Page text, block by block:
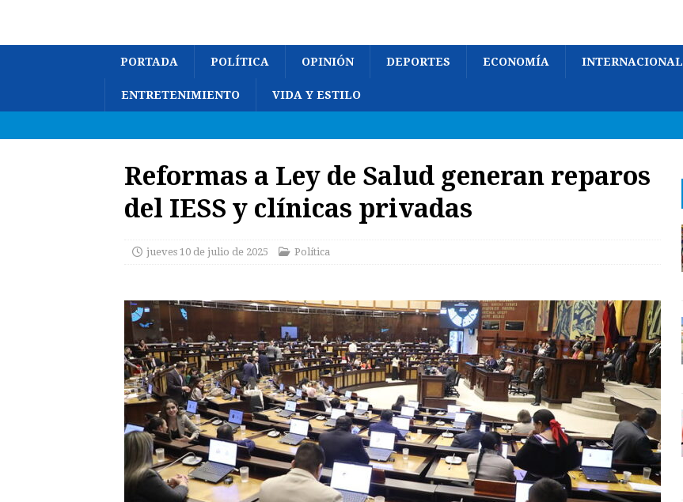
PORTADA POLÍTICA OPINIÓN DEPORTES ECONOMÍA INTERNACIONAL
ENTRETENIMIENTO VIDA Y ESTILO
Reformas a Ley de Salud generan reparos
del IESS y clínicas privadas
jueves 10 de julio de 2025 Política